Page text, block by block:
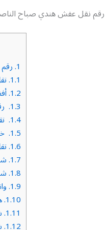
رقم نقل عفش هندي صباح
1.
1.1.
1.2.
1.3.
1.4.
1.5.
1.6.
1.7.
1.8.
1.9.
1.10.
1.11.
1.12.